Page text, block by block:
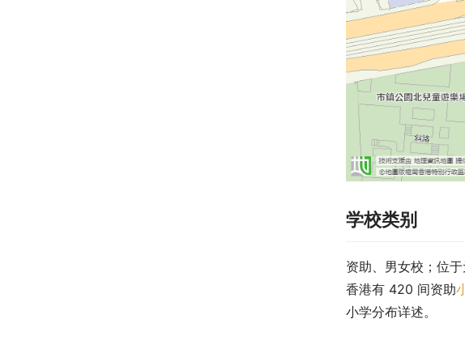
学校类别
资助、男女校；位
香港有 420 间资助
小学分布详述。